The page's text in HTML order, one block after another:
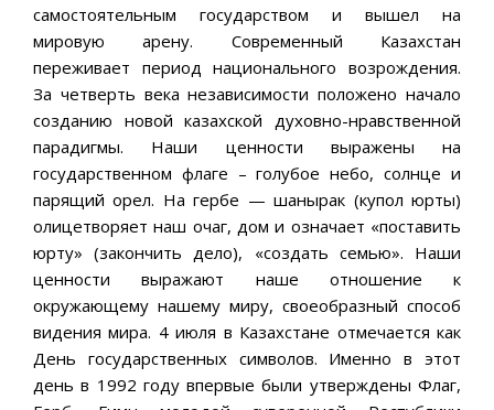
самостоятельным государством и вышел на
мировую арену. Современный Казахстан
переживает период национального возрождения.
За четверть века независимости положено начало
созданию новой казахской духовно-нравственной
парадигмы. Наши ценности выражены на
государственном флаге – голубое небо, солнце и
парящий орел. На гербе — шанырак (купол юрты)
олицетворяет наш очаг, дом и означает «поставить
юрту» (закончить дело), «создать семью». Наши
ценности выражают наше отношение к
окружающему нашему миру, своеобразный способ
видения мира. 4 июля в Казахстане отмечается как
День государственных символов. Именно в этот
день в 1992 году впервые были утверждены Флаг,